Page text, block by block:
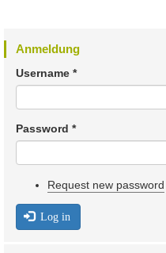
Anmeldung
Username*
Password*
Request new password
Log in